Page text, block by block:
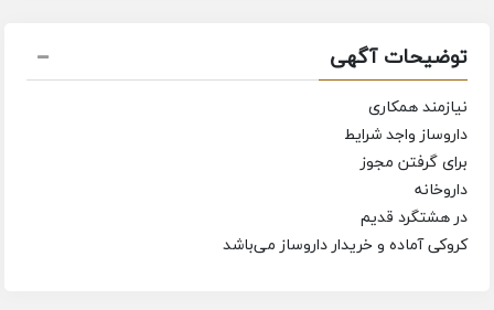
توضیحات آگهی
نیازمند همکاری
داروساز واجد شرایط
برای گرفتن مجوز
داروخانه
در هشتگرد قدیم
کروکی آماده و خریدار داروساز می‌باشد